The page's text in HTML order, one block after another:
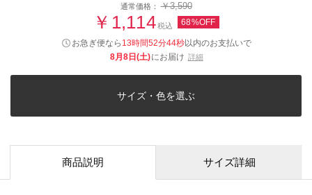
通常価格：￥3,590
￥1,114税込 68%OFF
お急ぎ便なら 13時間52分43秒以内のお支払いで
8月8日(土)にお届け 詳細
サイズ・色を選ぶ
商品説明 サイズ詳細